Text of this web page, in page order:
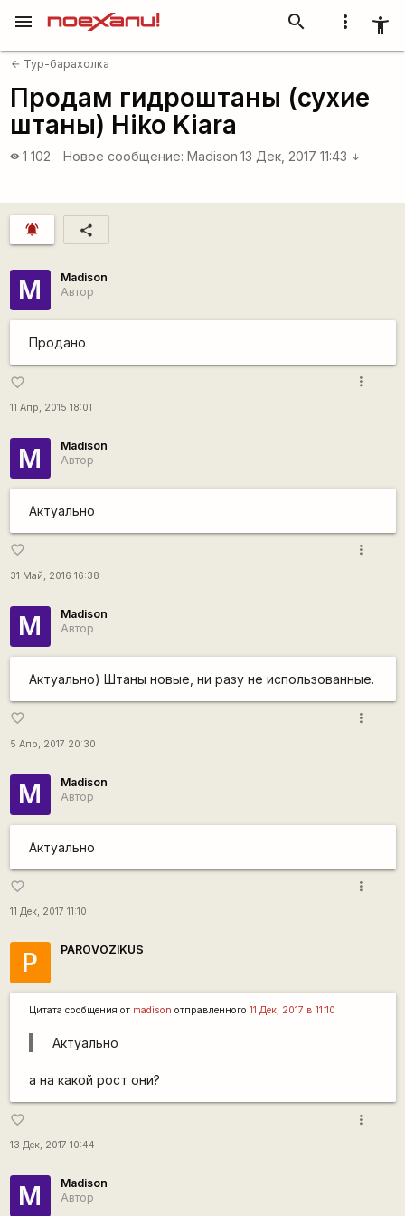
more_vert accessibility_new
search
menu
arrow_back Тур-барахолка
Продам гидроштаны (сухие
штаны) Hiko Kiara
visibility 1 102 Новое сообщение: Madison 13 Дек, 2017 11:43 arrow_downward
notifications_active share
M
Madison
Автор
Продано
favorite_border
11 Апр, 2015 18:01
more_vert
M
Madison
Автор
Актуально
favorite_border
31 Май, 2016 16:38
more_vert
M
Madison
Автор
Актуально) Штаны новые, ни разу не использованные.
favorite_border
5 Апр, 2017 20:30
more_vert
M
Madison
Автор
Актуально
favorite_border
11 Дек, 2017 11:10
more_vert
P PAROVOZIKUS
Цитата сообщения от madison отправленного 11 Дек, 2017 в 11:10
Актуально
а на какой рост они?
favorite_border
13 Дек, 2017 10:44
more_vert
M
Madison
Автор